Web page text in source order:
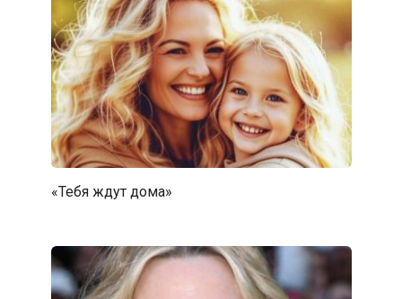
«Тебя ждут дома»